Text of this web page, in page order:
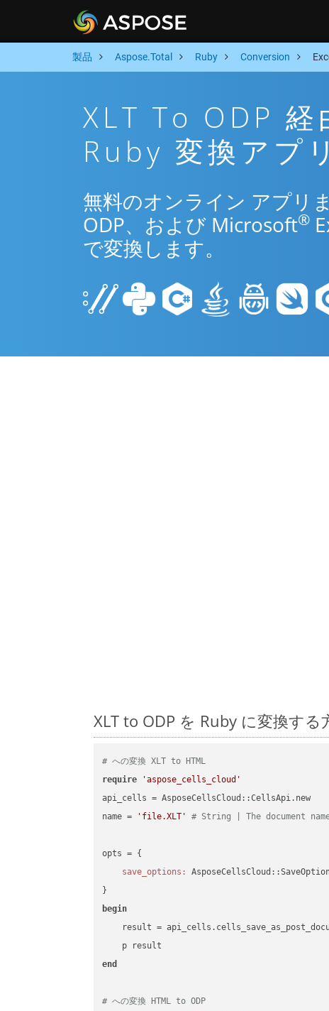
製品 Aspose.Total Ruby Conversion
XLT To ODP 経
Ruby 変換アプリ
無料のオンライン アプリ
ODP、および Microsoft®
で変換します。
XLT to ODP を Ruby に変換す
# への変換 XLT to HTML
require
'aspose_cells_cloud'
api_cells = AsposeCellsCloud::CellsApi.new
name =
'file.XLT' # String | The document
opts = {
save_options:
begin
result =
end
# への変換 HTML to ODP